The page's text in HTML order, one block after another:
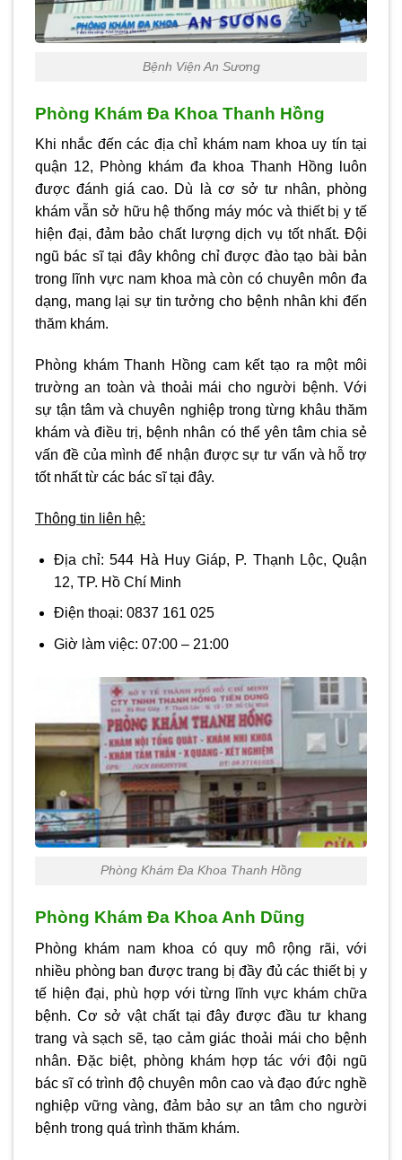
Bệnh Viện An Sương
Phòng Khám Đa Khoa Thanh Hồng
Khi nhắc đến các địa chỉ khám nam khoa uy tín tại
quận 12, Phòng khám đa khoa Thanh Hồng luôn
được đánh giá cao. Dù là cơ sở tư nhân, phòng
khám vẫn sở hữu hệ thống máy móc và thiết bị y tế
hiện đại, đảm bảo chất lượng dịch vụ tốt nhất. Đội
ngũ bác sĩ tại đây không chỉ được đào tạo bài bản
trong lĩnh vực nam khoa mà còn có chuyên môn đa
dạng, mang lại sự tin tưởng cho bệnh nhân khi đến
thăm khám.
Phòng khám Thanh Hồng cam kết tạo ra một môi
trường an toàn và thoải mái cho người bệnh. Với
sự tận tâm và chuyên nghiệp trong từng khâu thăm
khám và điều trị, bệnh nhân có thể yên tâm chia sẻ
vấn đề của mình để nhận được sự tư vấn và hỗ trợ
tốt nhất từ các bác sĩ tại đây.
Thông tin liên hệ:
Địa chỉ:544 Hà Huy Giáp, P. Thạnh Lộc, Quận
12, TP. Hồ Chí Minh
Điện thoại: 0837 161 025
Giờ làm việc: 07:00 – 21:00
Phòng Khám Đa Khoa Thanh Hồng
Phòng Khám Đa Khoa Anh Dũng
Phòng khám nam khoa có quy mô rộng rãi, với
nhiều phòng ban được trang bị đầy đủ các thiết bị y
tế hiện đại, phù hợp với từng lĩnh vực khám chữa
bệnh. Cơ sở vật chất tại đây được đầu tư khang
trang và sạch sẽ, tạo cảm giác thoải mái cho bệnh
nhân. Đặc biệt, phòng khám hợp tác với đội ngũ
bác sĩ có trình độ chuyên môn cao và đạo đức nghề
nghiệp vững vàng, đảm bảo sự an tâm cho người
bệnh trong quá trình thăm khám.